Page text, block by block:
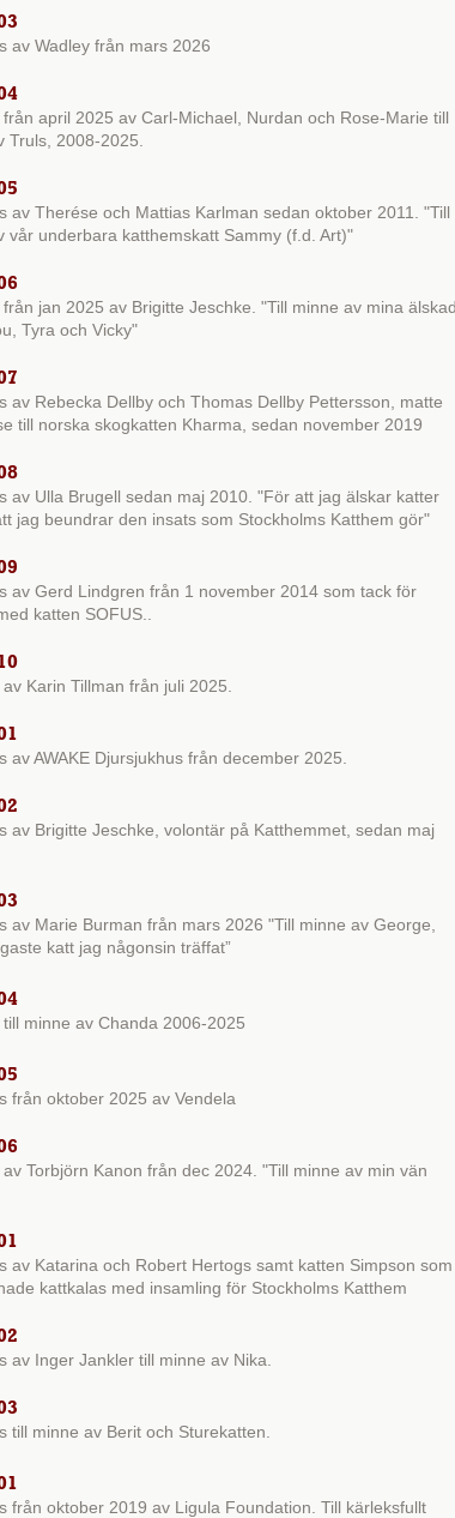
av Wadley från mars 2026
från april 2025 av Carl-Michael, Nurdan och Rose-Marie till
Truls, 2008-2025.
av Therése och Mattias Karlman sedan oktober 2011. "Till
vår underbara katthemskatt Sammy (f.d. Art)"
från jan 2025 av Brigitte Jeschke. "Till minne av mina
Tyra och Vicky"
av Rebecka Dellby och Thomas Dellby Pettersson, matte
till norska skogkatten Kharma, sedan november 2019
av Ulla Brugell sedan maj 2010. "För att jag älskar katter
jag beundrar den insats som Stockholms Katthem gör"
av Gerd Lindgren från 1 november 2014 som tack för
katten SOFUS..
Karin Tillman från juli 2025.
av AWAKE Djursjukhus från december 2025.
av Brigitte Jeschke, volontär på Katthemmet, sedan maj
av Marie Burman från mars 2026 "Till minne av George,
katt jag någonsin träffat”
till minne av Chanda 2006-2025
från oktober 2025 av Vendela
Torbjörn Kanon från dec 2024. "Till minne av min vän
av Katarina och Robert Hertogs samt katten Simpson som
kattkalas med insamling för Stockholms Katthem
av Inger Jankler till minne av Nika.
till minne av Berit och Sturekatten.
från oktober 2019 av Ligula Foundation. Till kärleksfullt